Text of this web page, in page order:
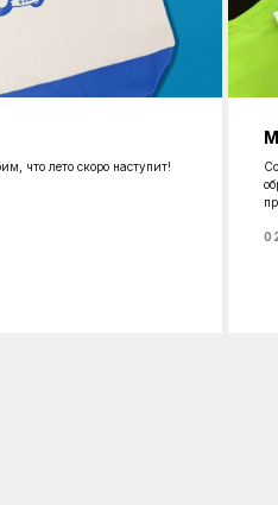
что лето скоро наступит!